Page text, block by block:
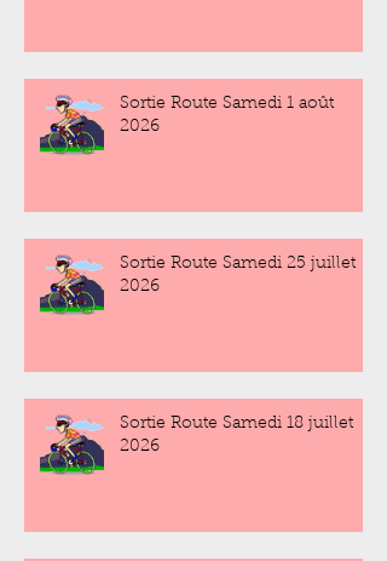
Sortie Route Samedi 1 août
2026
Sortie Route Samedi 25 juillet
2026
Sortie Route Samedi 18 juillet
2026